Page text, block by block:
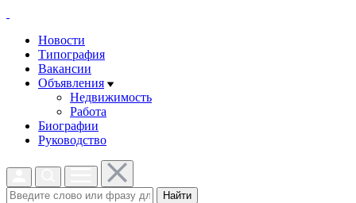
Новости
Типография
Вакансии
Объявления
Недвижимость
Работа
Биографии
Руководство
Найти